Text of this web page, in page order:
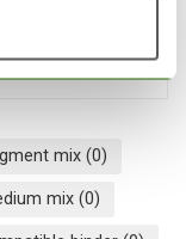
mix (0)
mix (0)